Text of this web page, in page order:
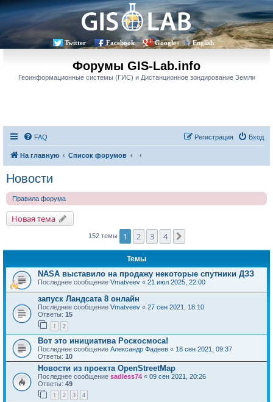
Twitter Facebook Google+ English
Форумы GIS-Lab.info
Геоинформационные системы (ГИС) и Дистанционное зондирование Земли
FAQ Вход
Регистрация
На главную Список форумов
Новости
Правила форума
Новая тема
152 темы 1 2 3 4
Темы
NASA выставило на продажу некоторые спутники ДЗЗ
Последнее сообщение Vmatveev « 21 июл 2025, 22:00
запуск Ландсата 8 онлайн
Последнее сообщение Vmatveev « 27 сен 2021, 18:10
Ответы: 15
1 2
Вот это инициатива Роскосмоса!
Последнее сообщение Александр Фадеев « 18 сен 2021, 09:37
Ответы: 10
Новости из проекта OpenStreetMap
Последнее сообщение sadless74 « 09 сен 2021, 20:26
Ответы: 49
1 2 3 4